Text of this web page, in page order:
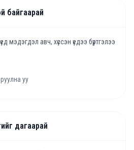
байгаарай
мэдэгдэл авч, хүссэн үедээ бүртгэлээ
дагаарай